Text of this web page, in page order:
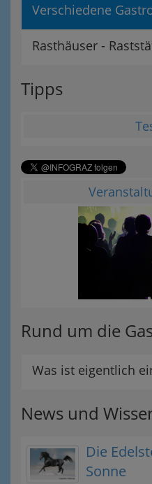
Verschiedene
Rasthäuser -
Tipps
Rund um die
Was ist eigentlich
News und
Die
Sonne